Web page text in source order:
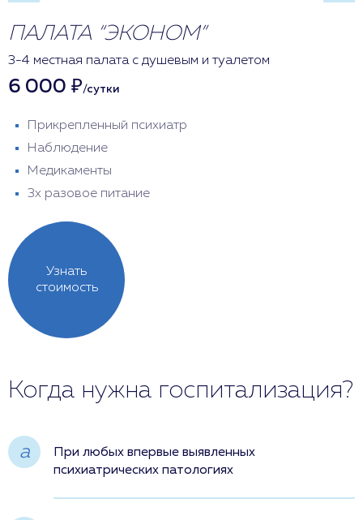
ПАЛАТА “ЭКОНОМ”
3-4 местная палата с душевым и туалетом
6 000 ₽/сутки
Прикрепленный психиатр
Наблюдение
Медикаменты
3х разовое питание
Узнать
стоимость
Когда нужна госпитализация?
a
При любых впервые выявленных
психиатрических патологиях